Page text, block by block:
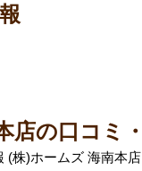
の口コミ
(株)ホームズ 海南本